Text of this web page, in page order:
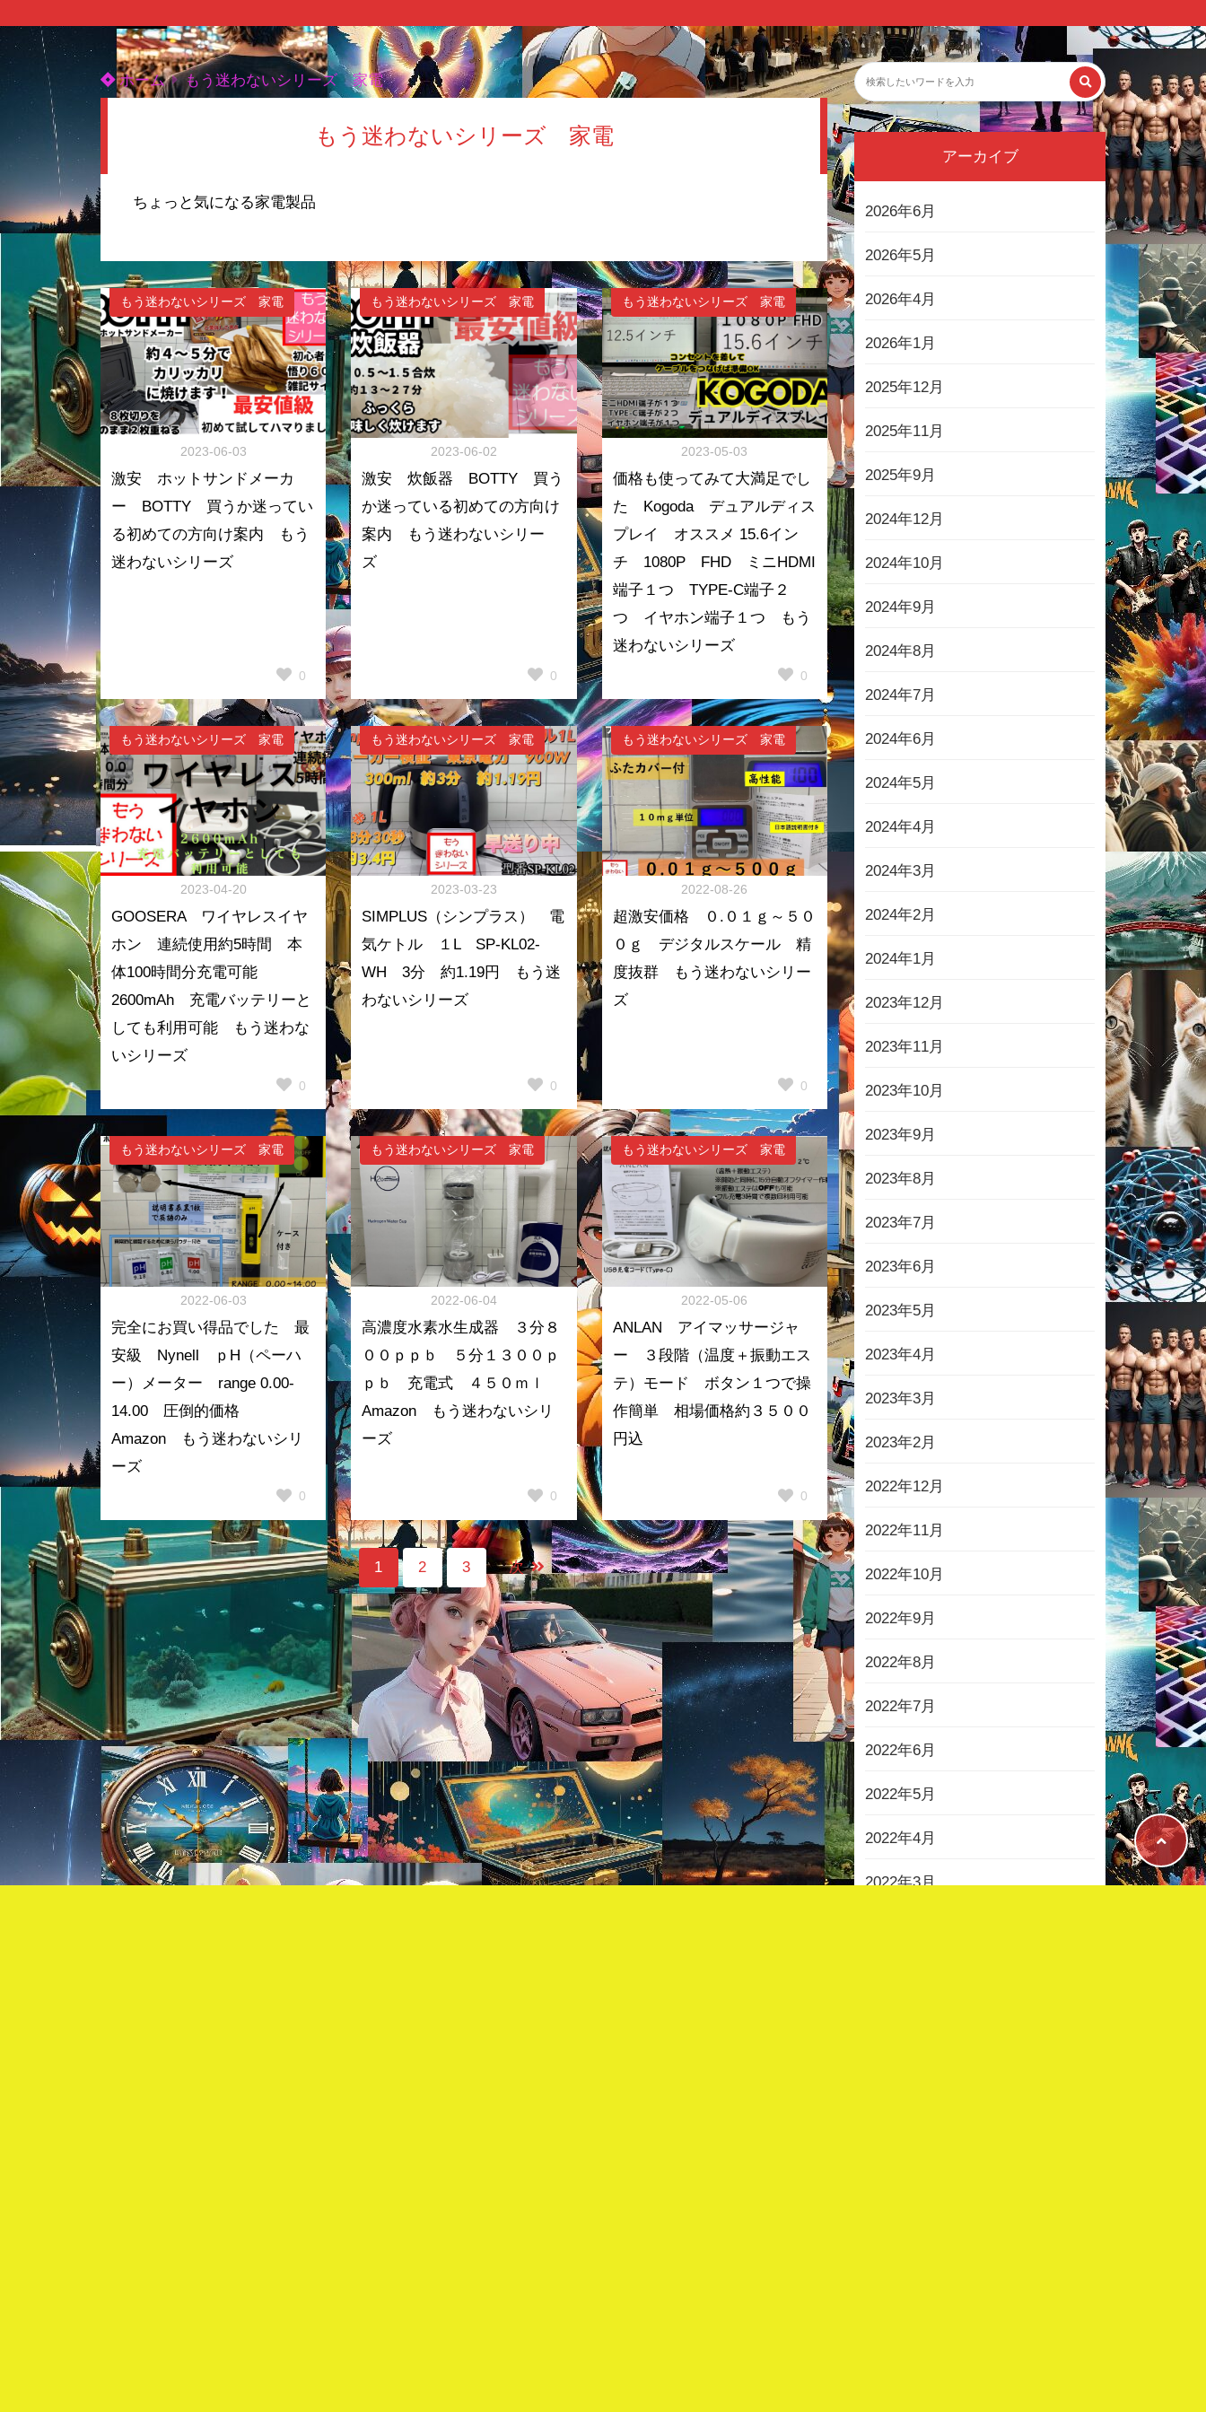
ホーム もう迷わないシリーズ 家電
もう迷わないシリーズ 家電
ちょっと気になる家電製品
もう迷わないシリーズ 家電
2023-06-03
激安 ホットサンドメーカ
ー BOTTY 買うか迷ってい
る初めての方向け案内 もう
迷わないシリーズ
0
もう迷わないシリーズ 家電
2023-06-02
激安 炊飯器 BOTTY 買う
か迷っている初めての方向け
案内 もう迷わないシリー
ズ
0
もう迷わないシリーズ 家電
2023-05-03
価格も使ってみて大満足でし
た Kogoda デュアルディス
プレイ オススメ 15.6イン
チ 1080P FHD ミニHDMI
端子１つ TYPE-C端子２
つ イヤホン端子１つ もう
迷わないシリーズ
0
もう迷わないシリーズ 家電
2023-04-20
GOOSERA ワイヤレスイヤ
ホン 連続使用約5時間 本
体100時間分充電可能
2600mAh 充電バッテリーと
しても利用可能 もう迷わな
いシリーズ
0
もう迷わないシリーズ 家電
2023-03-23
SIMPLUS（シンプラス） 電
気ケトル １L SP-KL02-
WH 3分 約1.19円 もう迷
わないシリーズ
0
もう迷わないシリーズ 家電
2022-08-26
超激安価格 ０.０１ｇ～５０
０ｇ デジタルスケール 精
度抜群 もう迷わないシリー
ズ
0
もう迷わないシリーズ 家電
2022-06-03
完全にお買い得品でした 最
安級 Nynell ｐH（ペーハ
ー）メーター range 0.00-
14.00 圧倒的価格
Amazon もう迷わないシリ
ーズ
0
もう迷わないシリーズ 家電
2022-06-04
高濃度水素水生成器 ３分８
００ｐｐｂ ５分１３００ｐ
ｐｂ 充電式 ４５０ｍｌ
Amazon もう迷わないシリ
ーズ
0
もう迷わないシリーズ 家電
2022-05-06
ANLAN アイマッサージャ
ー ３段階（温度＋振動エス
テ）モード ボタン１つで操
作簡単 相場価格約３５００
円込
0
1 2 3 次
アーカイブ
2026年6月
2026年5月
2026年4月
2026年1月
2025年12月
2025年11月
2025年9月
2024年12月
2024年10月
2024年9月
2024年8月
2024年7月
2024年6月
2024年5月
2024年4月
2024年3月
2024年2月
2024年1月
2023年12月
2023年11月
2023年10月
2023年9月
2023年8月
2023年7月
2023年6月
2023年5月
2023年4月
2023年3月
2023年2月
2022年12月
2022年11月
2022年10月
2022年9月
2022年8月
2022年7月
2022年6月
2022年5月
2022年4月
2022年3月